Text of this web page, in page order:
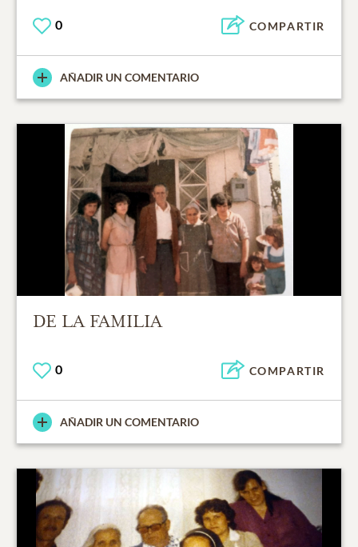
0 COMPARTIR
AÑADIR UN COMENTARIO
DE LA FAMILIA
0 COMPARTIR
AÑADIR UN COMENTARIO